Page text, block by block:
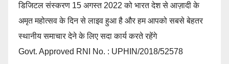
डिजिटल संस्करण 15 अगस्त 2022 को भारत देश से आज़ादी के
अमृत महोत्सव के दिन से लाइव हुआ है और हम आपको सबसे बेहतर
स्थानीय समाचार देने के लिए सदा कार्य करते रहेंगे
Govt. Approved RNI No. : UPHIN/2018/52578